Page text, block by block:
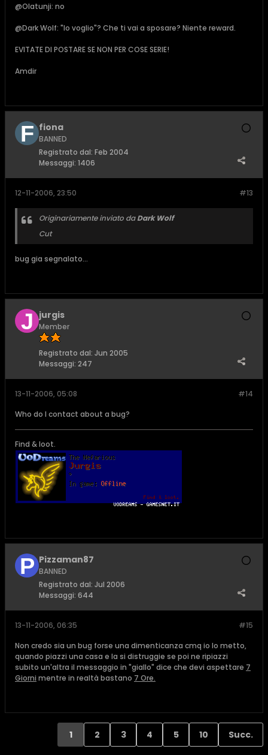
@Olatunji: no
@Dark Wolf: "lo voglio"? Che ti vai a sposare? Niente reward.
EVITATE DI POSTARE SE NON PER COSE SERIE!
Amdir
fiona
BANNED
Registrato dal: Feb 2004
Messaggi: 1406
#13
12-11-2006, 23:50
Originariamente inviato daDark Wolf
Cut
bug gia segnalato...
jurgis
Member
Registrato dal: Jun 2005
Messaggi: 247
#14
13-11-2006, 05:08
Who do I contact about a bug?
Find & loot.
Pizzaman87
BANNED
Registrato dal: Jul 2006
Messaggi: 644
#15
13-11-2006, 06:35
Non credo sia un bug forse una dimenticanza cmq io lo metto,
quando piazzi una casa e la si distruggie se poi ne ripiazzi
subito un'altra il messaggio in "giallo" dice che devi aspettare 7
Giorni mentre in realtà bastano 7 Ore.
1 2 3 4 5 10 Succ.